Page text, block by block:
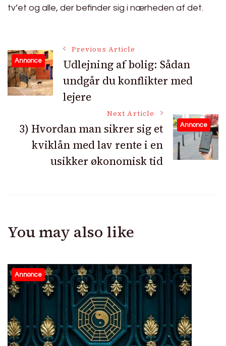
tv’et og alle, der befinder sig i nærheden af det.
Post
Navigation
Annonce
Previous Article
Udlejning af bolig: Sådan
undgår du konflikter med
lejere
Annonce
Next Article
3) Hvordan man sikrer sig et
kviklån med lav rente i en
usikker økonomisk tid
You may also like
Annonce